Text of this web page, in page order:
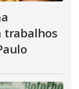
trabalhos